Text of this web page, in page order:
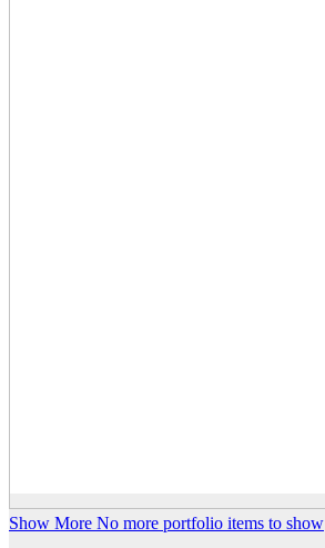
Show More No more portfolio items to show